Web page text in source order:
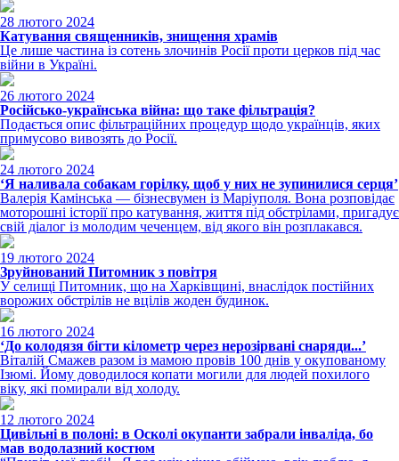
28 лютого 2024
Катування священників, знищення храмів
Це лише частина із сотень злочинів Росії проти церков під час
війни в Україні.
26 лютого 2024
Російсько-українська війна: що таке фільтрація?
Подається опис фільтраційних процедур щодо українців, яких
примусово вивозять до Росії.
24 лютого 2024
‘Я наливала собакам горілку, щоб у них не зупинилися серця’
Валерія Камінська — бізнесвумен із Маріуполя. Вона розповідає
моторошні історії про катування, життя під обстрілами, пригадує
свій діалог із молодим чеченцем, від якого він розплакався.
19 лютого 2024
Зруйнований Питомник з повітря
У селищі Питомник, що на Харківщині, внаслідок постійних
ворожих обстрілів не вцілів жоден будинок.
16 лютого 2024
‘До колодязя бігти кілометр через нерозірвані снаряди...’
Віталій Смажев разом із мамою провів 100 днів у окупованому
Ізюмі. Йому доводилося копати могили для людей похилого
віку, які помирали від холоду.
12 лютого 2024
Цивільні в полоні: в Осколі окупанти забрали інваліда, бо
мав водолазний костюм